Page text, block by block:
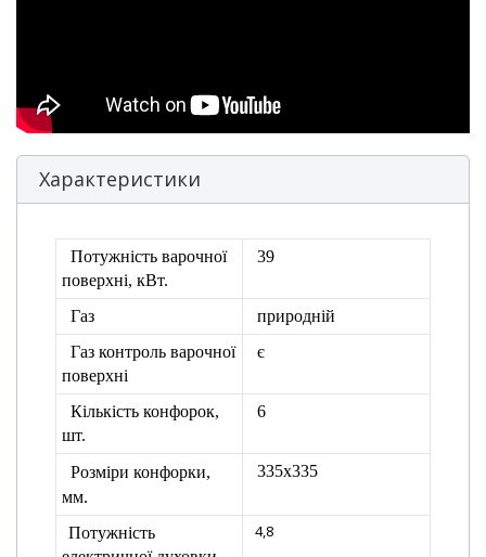
Характеристики
Потужність варочної
поверхні, кВт.
39
Газ
природній
Газ контроль варочної
поверхні
є
Кількість конфорок,
шт.
6
Розміри конфорки,
мм.
335х335
Потужність
4,8